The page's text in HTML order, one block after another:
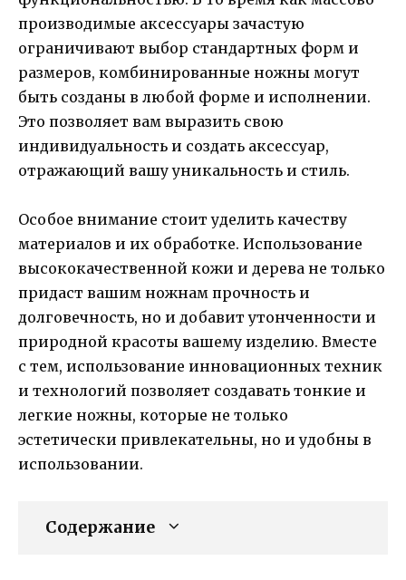
производимые аксессуары зачастую
ограничивают выбор стандартных форм и
размеров, комбинированные ножны могут
быть созданы в любой форме и исполнении.
Это позволяет вам выразить свою
индивидуальность и создать аксессуар,
отражающий вашу уникальность и стиль.
Особое внимание стоит уделить качеству
материалов и их обработке. Использование
высококачественной кожи и дерева не только
придаст вашим ножнам прочность и
долговечность, но и добавит утонченности и
природной красоты вашему изделию. Вместе
с тем, использование инновационных техник
и технологий позволяет создавать тонкие и
легкие ножны, которые не только
эстетически привлекательны, но и удобны в
использовании.
Содержание